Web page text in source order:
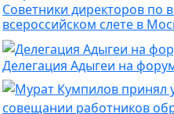
Советники директоров по
всероссийском слете в
Делегация Адыгеи на